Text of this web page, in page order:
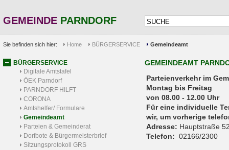
GEMEINDE PARNDORF
Sie befinden sich hier: Home BÜRGERSERVICE Gemeindeamt
BÜRGERSERVICE
Digitale Amtstafel
ÖEK Parndorf
PARNDORF HILFT
CORONA
Amtshelfer/ Formulare
Gemeindeamt
Parteien & Gemeinderat
Dorfbote & Bürgermeisterbrief
Sitzungsprotokoll GRS
GEMEINDEAMT
Parteienverkehr
Montag bis Freitag
von 08.00 - 12.00 Uhr
Für eine individuelle
wir, um vorherige
Adresse: Hauptstraße
Telefon: 02166/2300